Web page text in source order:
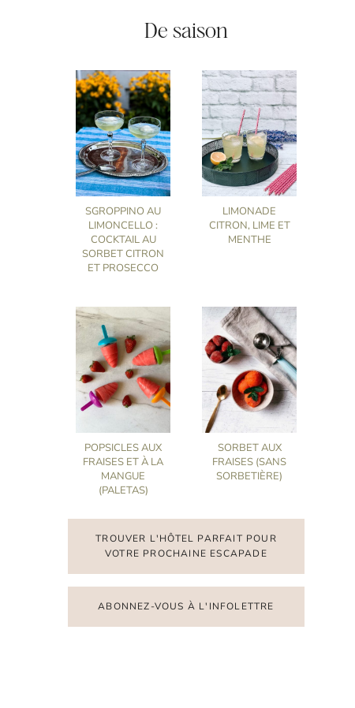
De saison
SGROPPINO AU
LIMONCELLO :
COCKTAIL AU
SORBET CITRON
ET PROSECCO
LIMONADE
CITRON, LIME ET
MENTHE
POPSICLES AUX
FRAISES ET À LA
MANGUE
(PALETAS)
SORBET AUX
FRAISES (SANS
SORBETIÈRE)
TROUVER L'HÔTEL PARFAIT POUR
VOTRE PROCHAINE ESCAPADE
ABONNEZ-VOUS À L'INFOLETTRE